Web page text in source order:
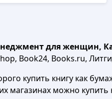
для женщин,
Book24, Books.ru,
купить книгу как
магазинах можно